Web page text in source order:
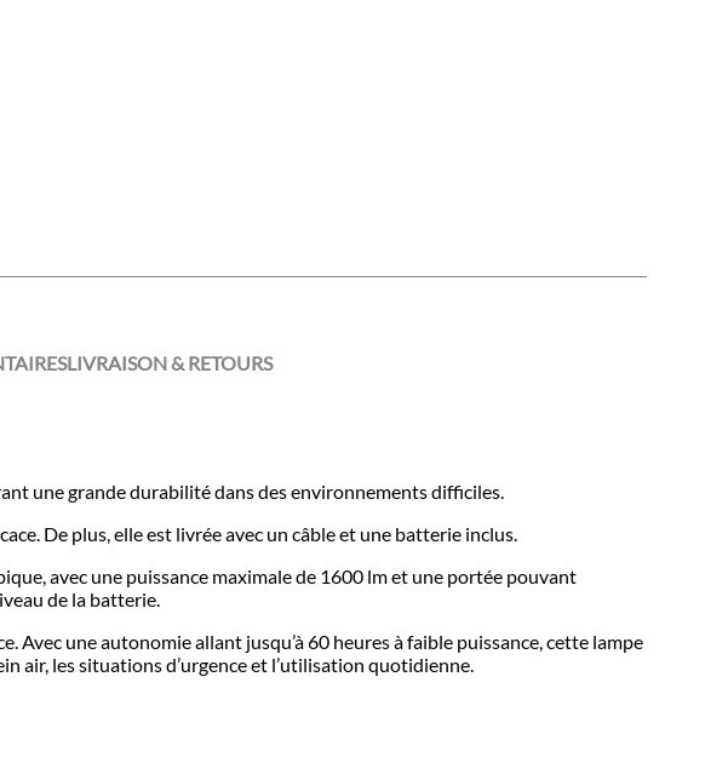
LIVRAISON & RETOURS
une grande durabilité dans des environnements difficiles.
De plus, elle est livrée avec un câble et une batterie inclus.
avec une puissance maximale de 1600 lm et une portée pouvant
de la batterie.
Avec une autonomie allant jusqu’à 60 heures à faible puissance, cette lampe
air, les situations d’urgence et l’utilisation quotidienne.